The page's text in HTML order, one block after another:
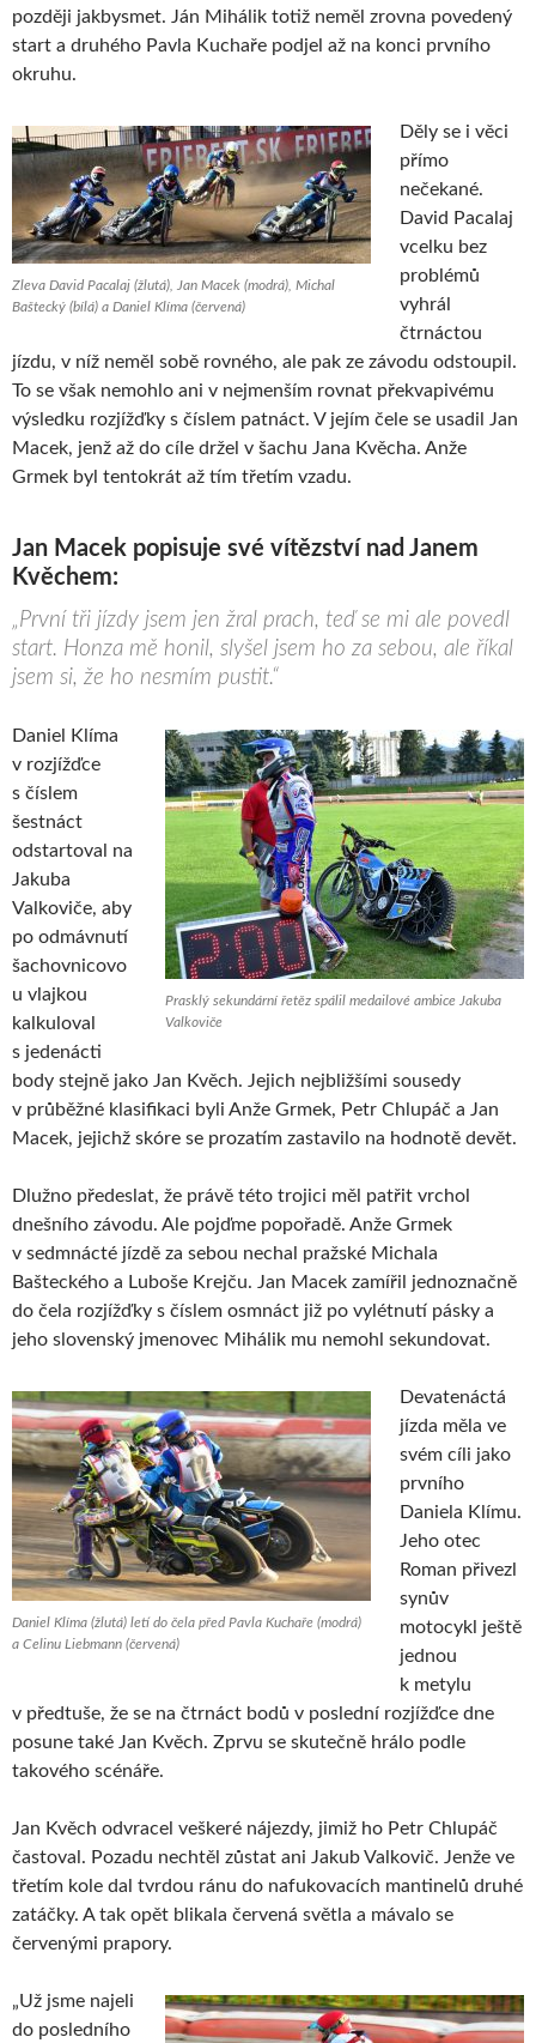
později jakbysmet. Ján Mihálik totiž neměl zrovna povedený
start a druhého Pavla Kuchaře podjel až na konci prvního
okruhu.
Zleva David Pacalaj (žlutá), Jan Macek (modrá), Michal
Baštecký (bílá) a Daniel Klíma (červená)
Děly se i věci
přímo
nečekané.
David Pacalaj
vcelku bez
problémů
vyhrál
čtrnáctou
jízdu, v níž neměl sobě rovného, ale pak ze závodu odstoupil.
To se však nemohlo ani v nejmenším rovnat překvapivému
výsledku rozjížďky s číslem patnáct. V jejím čele se usadil Jan
Macek, jenž až do cíle držel v šachu Jana Kvěcha. Anže
Grmek byl tentokrát až tím třetím vzadu.
Jan Macek popisuje své vítězství nad Janem
Kvěchem:
„První tři jízdy jsem jen žral prach, teď se mi ale povedl
start. Honza mě honil, slyšel jsem ho za sebou, ale říkal
jsem si, že ho nesmím pustit.“
Prasklý sekundární řetěz spálil medailové ambice Jakuba
Valkoviče
Daniel Klíma
v rozjížďce
s číslem
šestnáct
odstartoval na
Jakuba
Valkoviče, aby
po odmávnutí
šachovnicovo
u vlajkou
kalkuloval
s jedenácti
body stejně jako Jan Kvěch. Jejich nejbližšími sousedy
v průběžné klasifikaci byli Anže Grmek, Petr Chlupáč a Jan
Macek, jejichž skóre se prozatím zastavilo na hodnotě devět.
Dlužno předeslat, že právě této trojici měl patřit vrchol
dnešního závodu. Ale pojďme popořadě. Anže Grmek
v sedmnácté jízdě za sebou nechal pražské Michala
Bašteckého a Luboše Krejču. Jan Macek zamířil jednoznačně
do čela rozjížďky s číslem osmnáct již po vylétnutí pásky a
jeho slovenský jmenovec Mihálik mu nemohl sekundovat.
Daniel Klíma (žlutá) letí do čela před Pavla Kuchaře (modrá)
a Celinu Liebmann (červená)
Devatenáctá
jízda měla ve
svém cíli jako
prvního
Daniela Klímu.
Jeho otec
Roman přivezl
synův
motocykl ještě
jednou
k metylu
v předtuše, že se na čtrnáct bodů v poslední rozjížďce dne
posune také Jan Kvěch. Zprvu se skutečně hrálo podle
takového scénáře.
Jan Kvěch odvracel veškeré nájezdy, jimiž ho Petr Chlupáč
častoval. Pozadu nechtěl zůstat ani Jakub Valkovič. Jenže ve
třetím kole dal tvrdou ránu do nafukovacích mantinelů druhé
zatáčky. A tak opět blikala červená světla a mávalo se
červenými prapory.
„Už jsme najeli
do posledního